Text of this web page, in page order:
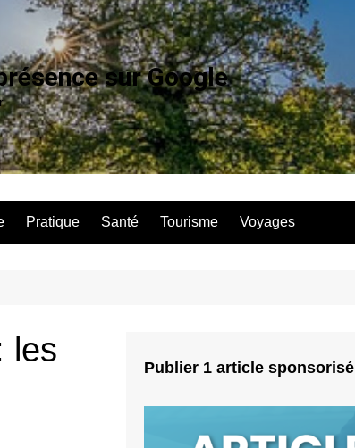
sur Google
Pratique Santé Tourisme Voyages
les
Publier 1 article sponsorisé